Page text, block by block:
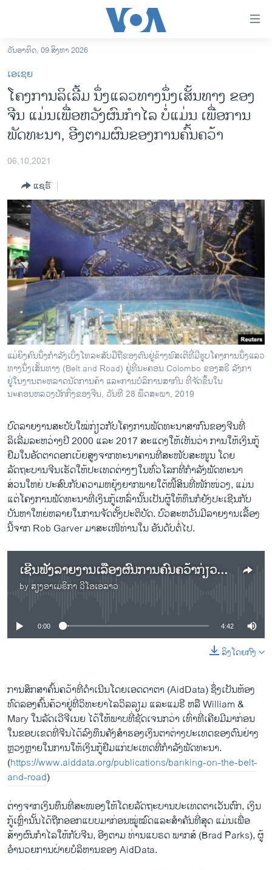
ເຂົ້າ
ຫາ
ຂ້າມ
ຂ້າມ
ຂ້າມ
ໄປ
ຫາ
ຊອກ
ລາວ
ອາເມຣິກາ
ການເລືອກຕັ້ງ ປະທານາທີບໍດີ ສະຫະລັດ 2024
ອິດສະຫຼະພາບດ້ານການຂ່າວ
ຊີວິດຊາວລາວ
ຊຸມຊົນຊາວລາວ
ວິທະຍາສາດ-ເທັກໂນໂລຈີ
ທຸລະກິດ
ພາສາອັງກິດ
ວີດີໂອ
ສຽງ
ລາຍການກະຈາຍສຽງ
ຕິດຕາມພວກເຮົາ ທີ່
ພາສາຕ່າງໆ
ວັນອາທິດ, 09 ສິງຫາ 2026
ເອເຊຍ
ໂຄງການລິເລີ້ມ ນຶ່ງແລວທາງນຶ່ງເສັ້ນທາງ ຂອງ
ຈີນ ແມ່ນເພື່ອຫວັງຜົນກໍາໄລ ບໍ່ແມ່ນ ເພື່ອການ
ພັດທະນາ, ອີງຕາມຜົນຂອງການຄົ້ນຄວ້າ
06,10,2021
ແຊຣ໌
ແມ່ຍິງຄົນນຶ່ງກໍາລັງເບິ່ງໂທລະສັບມືຖືຂອງຕົນຢູ່ຂ້າງພົສເຕີທີ່ມີຮູບໂຄງການນຶ່ງແລວ
ທາງນຶ່ງເສັ້ນທາງ (Belt and Road) ຢູ່ທີ່ນະຄອນ Colombo ຂອງສຣີ ລັງກາ
ຢູ່ໃນງານຕະຫລາດນັດການຄ້າ ແລະການບໍລິການສາກົນ ທີ່ຈັດຂຶ້ນໃນ
ນະຄອນຫລວງປັກກິ່ງຂອງຈີນ, ວັນທີ 28 ພຶດສະພາ, 2019
ບົດລາຍງານສະບັບໃໝ່ກ່ຽວກັບໂຄງການພັດທະນາສາກົນຂອງຈີນທີ່
ລິເລີ່ມລະຫວ່າງປີ 2000 ແລະ 2017 ສະແດງໃຫ້ເຫັນວ່າ ການໃຫ້ເງິນກູ້
ຢືມໃນອັດຕາດອກເບ້ຍສູງຈາກທະນາຄານທີ່ສະໜັບສະໜູນ ໂດຍ
ລັດຖະບານຈີນເຮັດໃຫ້ປະເທດຕ່າງໆໃນທົ່ວໂລກທີ່ກໍາລັງພັດທະນາ
ສ່ວນໃຫຍ່ ປະສົບກັບຄວາມຫຍຸ້ງຍາກພາຍໃຕ້ໜີ້ສິນທີ່ໜັກໜ່ວງ, ແມ່ນ
ແຕ່ໂຄງການພັດທະນາທີ່ເງິນກູ້ເຫລົ່ານັ້ນເປັນຜູ້ໃຫ້ທຶນກໍຍັງປະເຊີນກັບ
ບັນຫາໃຫຍ່ຫລາຍໃນການຈັດຕັ້ງປະຕິບັດ. ບົວສະຫວັນມີລາຍງານເລື້ອງ
ນີ້ຈາກ Rob Garver ມາສະເໜີທ່ານໃນ ອັນດັບຕໍ່ໄປ.
ເຊີນຟັງລາຍງານເລື້ອງຜົນການຄົ້ນຄວ້າກ່ຽວກັບການໃຫ້ກູ້ຢືມເງິນຂອງຈີນແກ່ປະເທດກໍາລັງພັດທະນາ
by ສຽງອາເມຣິກາ ວີໂອເອລາວ
No media source currently available
0:00 4:42
ລິງໂດຍກົງ
ການສຶກສາຄົ້ນຄວ້າທີ່ດໍາເນີນໂດຍເອດດາຕາ (AidData) ຊຶ່ງເປັນຫ້ອງ
ທົດລອງຄົ້ນຄ້ວາຢູ່ທີ່ວິທະຍາໄລວິລລຽມ ແລະແມຣີ ຫລື William &
Mary ໃນລັດເວີຈີເນຍ ໄດ້ໃຫ້ພາບທີ່ຊັດເຈນກວ່າ ເທົ່າທີ່ເຄີຍມີມາກ່ອນ
ໃນຂອບເຂດທີ່ຈີນໄດ້ລົງທຶນຄັງສໍາຮອງເງິນຕາຕ່າງປະເທດຂອງຕົນຢ່າງ
ຫຼວງຫຼາຍໃນການໃຫ້ເງິນກູ້ຢືມແກ່ປະເທດທີ່ກໍາລັງພັດທະນາ.
(https://www.aiddata.org/publications/banking-on-the-belt-
and-road)
ຕ່າງຈາກເງິນທຶນທີ່ສະໜອງໃຫ້ໂດຍລັດຖະບານປະເທດຕາເວັນຕົກ, ເງິນ
ກູ້ເຫຼົ່ານັ້ນໄດ້ຖືກອອກແບບມາກ່ອນໝູ່ໝົດແລະສຳຄັນທີ່ສຸດ ແມ່ນເພື່ອ
ສ້າງຜົນກຳໄລໃຫ້ກັບຈີນ, ອີງຕາມ ທ່ານແບຣດ ພາກສ໌ (Brad Parks), ຜູ້
ອຳນວຍການຝ່າຍບໍລິຫານຂອງ AidData.